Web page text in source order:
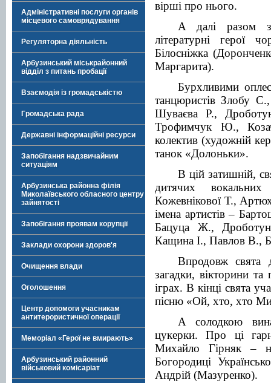
Адміністративні послуги органів
місцевого самоврядування
Регуляторна діяльність
Арбузинський міськрайонний
відділ з питань пробації
Взаємодія із громадськістю
Громадська рада
Державні інформаційні ресурси
Запобігання надзвичайним
ситуаціям
Арбузинська районна філія
Миколаївського обласного центру
зайнятості
Запобігання проявам корупції
Заклади охорони здоров'я
Очищення влади
Оголошення
Центр допомоги учасникам
антитерористичної операції
Меморіал «Герої не вмирають»
Арбузинський районний
військовий комісаріат
вірші про нього.
А далі разом з
літературні герої
Білосніжка
Маргарита).
Бурхливими
танцюристів Злобу
Шуваєва Р.,
Трофимчук Ю.,
колектив (художній
танок «Долоньки».
В цій затишній,
дитячих
Кожевнікової Т.,
імена артистів –
Бацуца Ж.,
Кащина І., Павлов В.,
Впродовж свята
загадки, вікторини
іграх. В кінці свята
пісню «Ой, хто, хто
А солодкою
цукерки. Про ці
Михайло Гірняк –
Богородиці
Андрій (Мазуренко).